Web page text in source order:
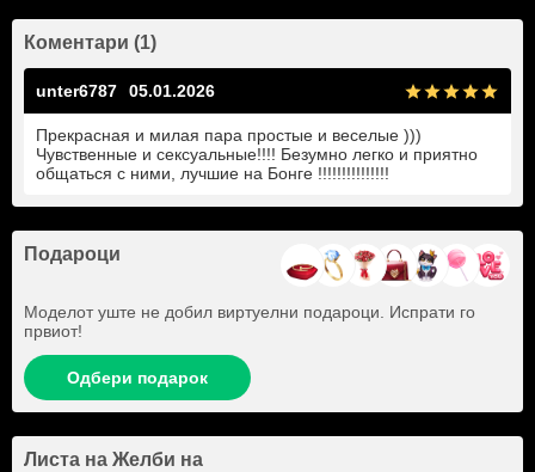
Коментари (1)
unter6787 05.01.2026
Прекрасная и милая пара простые и веселые )))
Чувственные и сексуальные!!!! Безумно легко и приятно
общаться с ними, лучшие на Бонге !!!!!!!!!!!!!!!
Подароци
Моделот уште не добил виртуелни подароци. Испрати го
првиот!
Одбери подарок
Листа на Желби на